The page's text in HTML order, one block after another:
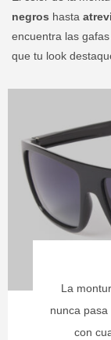
negros hasta
encuentra las
que tu look
La
nunca
con